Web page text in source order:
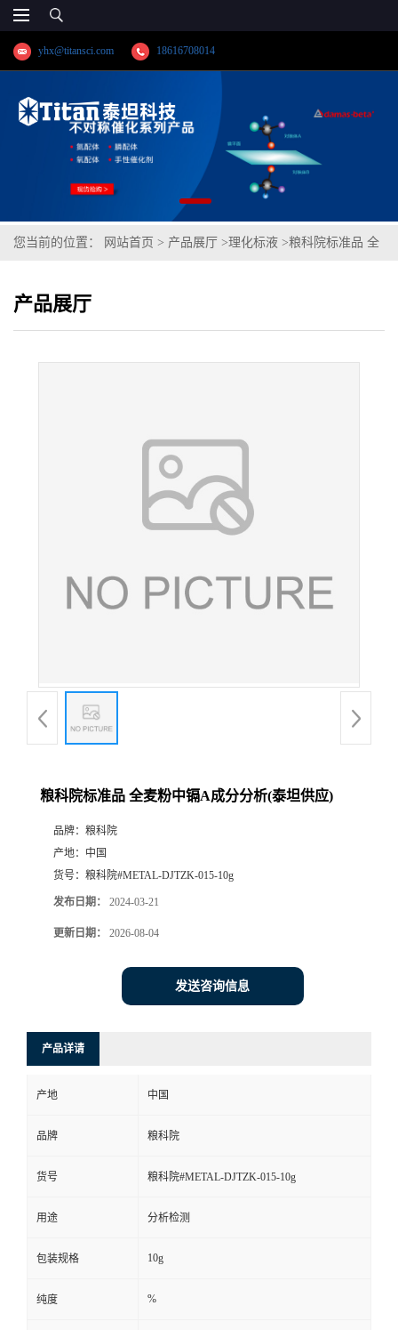
yhx@titansci.com 18616708014
您当前的位置： 网站首页 > 产品展厅 >理化标液 >粮科院标准品 全
产品展厅
粮科院标准品 全麦粉中镉A成分分析(泰坦供应)
品牌： 粮科院
产地： 中国
货号： 粮科院#METAL-DJTZK-015-10g
发布日期： 2024-03-21
更新日期： 2026-08-04
发送咨询信息
产品详请
产地 中国
品牌 粮科院
货号 粮科院#METAL-DJTZK-015-10g
用途 分析检测
包装规格 10g
纯度 %